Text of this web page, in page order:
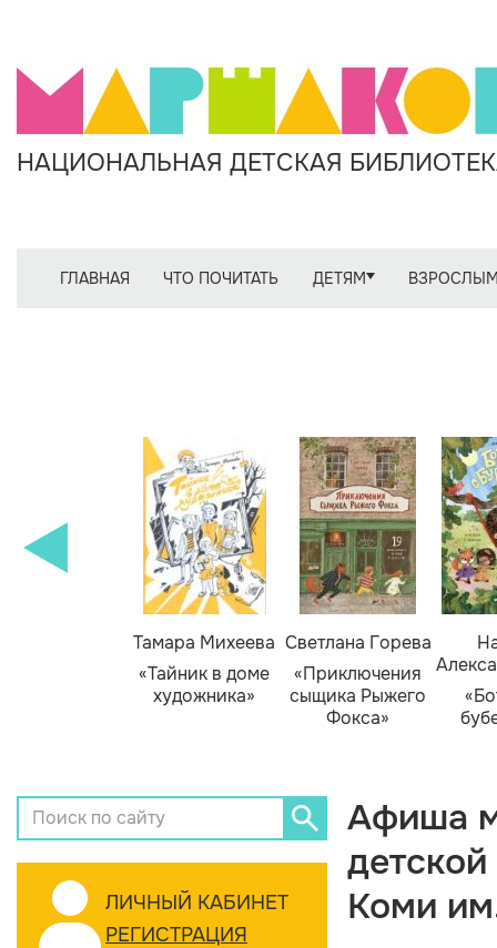
НАЦИОНАЛЬНАЯ ДЕТСКАЯ
ГЛАВНАЯ ЧТО ПОЧИТАТЬ ДЕТЯМ
Тамара Михеева
«Тайник в доме
художника»
Светлана Горева
«Приключения
сыщика Рыжего
Фокса»
ЛИЧНЫЙ КАБИНЕТ
РЕГИСТРАЦИЯ
Афиша
Коми